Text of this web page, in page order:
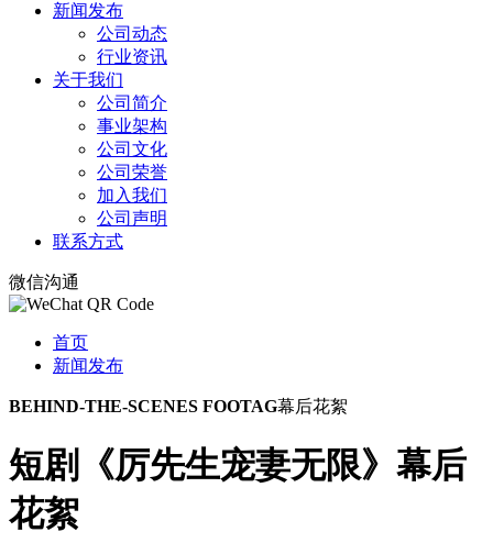
新闻发布
公司动态
行业资讯
关于我们
公司简介
事业架构
公司文化
公司荣誉
加入我们
公司声明
联系方式
微信沟通
首页
新闻发布
BEHIND-THE-SCENES FOOTAG幕后花絮
短剧《厉先生宠妻无限》幕后
花絮